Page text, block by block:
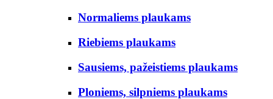
Normaliems plaukams
Riebiems plaukams
Sausiems, pažeistiems plaukams
Ploniems, silpniems plaukams